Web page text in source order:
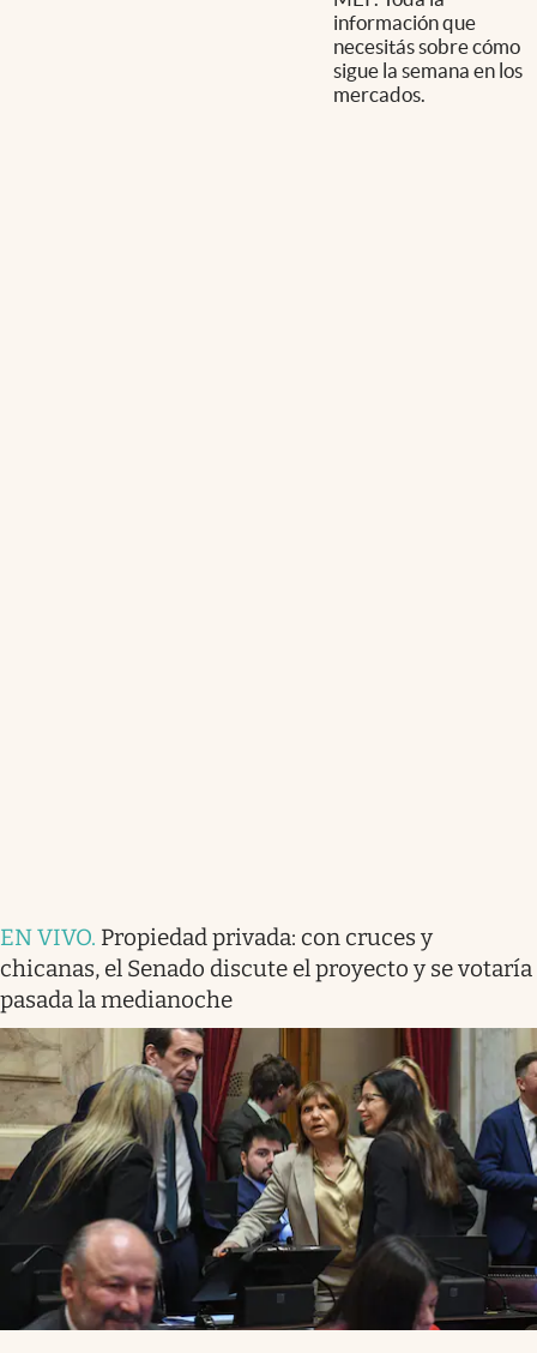
información que
necesitás sobre cómo
sigue la semana en los
mercados.
EN VIVO. Propiedad privada: con cruces y
chicanas, el Senado discute el proyecto y se votaría
pasada la medianoche